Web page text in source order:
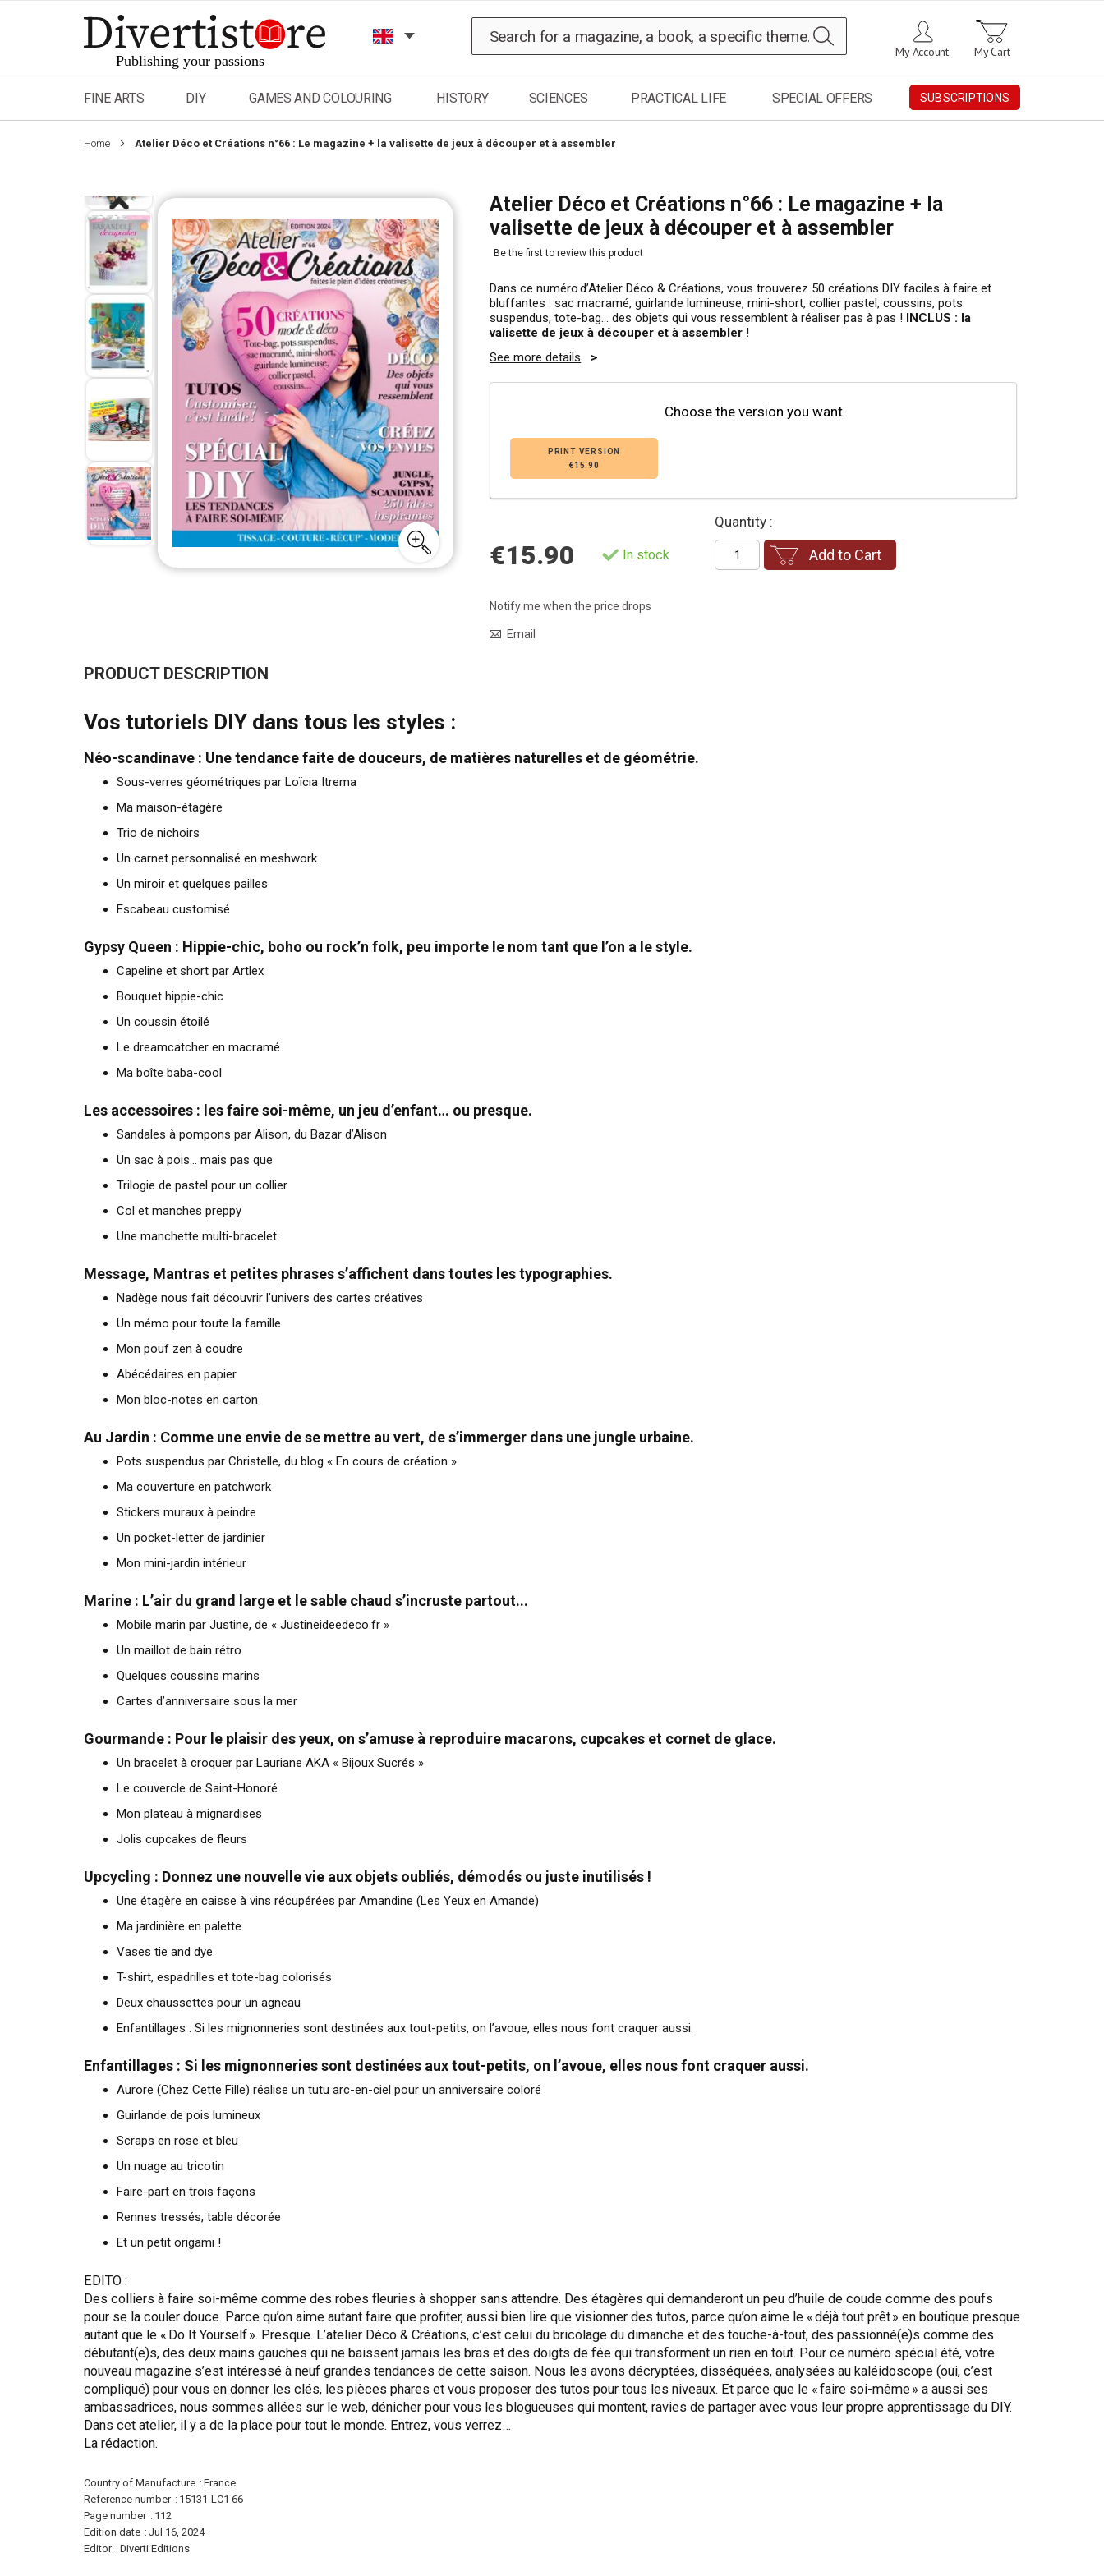
to
Content
My Cart
My Account
FINE ARTS DIY GAMES AND COLOURING HISTORY SCIENCES PRACTICAL LIFE SPECIAL OFFERS SUBSCRIPTIONS
Home Atelier Déco et Créations n°66 : Le magazine + la valisette de jeux à découper et à assembler
Skip
to
the
end
of
the
images
gallery
the
Atelier Déco et Créations n°66 : Le magazine + la
valisette de jeux à découper et à assembler
Be the first to review this product
Dans ce numéro d’Atelier Déco & Créations, vous trouverez 50 créations DIY faciles à faire et
bluffantes : sac macramé, guirlande lumineuse, mini-short, collier pastel, coussins, pots
suspendus, tote-bag… des objets qui vous ressemblent à réaliser pas à pas ! INCLUS : la
valisette de jeux à découper et à assembler !
See more details
Choose the version you want
PRINT VERSION
€15.90
€15.90 In stock
Quantity :
Add to Cart
Notify me when the price drops
Email
PRODUCT DESCRIPTION
Vos tutoriels DIY dans tous les styles :
Néo-scandinave : Une tendance faite de douceurs, de matières naturelles et de géométrie.
Sous-verres géométriques par Loïcia Itrema
Ma maison-étagère
Trio de nichoirs
Un carnet personnalisé en meshwork
Un miroir et quelques pailles
Escabeau customisé
Gypsy Queen : Hippie-chic, boho ou rock’n folk, peu importe le nom tant que l’on a le style.
Capeline et short par Artlex
Bouquet hippie-chic
Un coussin étoilé
Le dreamcatcher en macramé
Ma boîte baba-cool
Les accessoires : les faire soi-même, un jeu d’enfant… ou presque.
Sandales à pompons par Alison, du Bazar d’Alison
Un sac à pois… mais pas que
Trilogie de pastel pour un collier
Col et manches preppy
Une manchette multi-bracelet
Message, Mantras et petites phrases s’affichent dans toutes les typographies.
Nadège nous fait découvrir l’univers des cartes créatives
Un mémo pour toute la famille
Mon pouf zen à coudre
Abécédaires en papier
Mon bloc-notes en carton
Au Jardin : Comme une envie de se mettre au vert, de s’immerger dans une jungle urbaine.
Pots suspendus par Christelle, du blog « En cours de création »
Ma couverture en patchwork
Stickers muraux à peindre
Un pocket-letter de jardinier
Mon mini-jardin intérieur
Marine : L’air du grand large et le sable chaud s’incruste partout...
Mobile marin par Justine, de « Justineideedeco.fr »
Un maillot de bain rétro
Quelques coussins marins
Cartes d’anniversaire sous la mer
Gourmande : Pour le plaisir des yeux, on s’amuse à reproduire macarons, cupcakes et cornet de glace.
Un bracelet à croquer par Lauriane AKA « Bijoux Sucrés »
Le couvercle de Saint-Honoré
Mon plateau à mignardises
Jolis cupcakes de fleurs
Upcycling : Donnez une nouvelle vie aux objets oubliés, démodés ou juste inutilisés !
Une étagère en caisse à vins récupérées par Amandine (Les Yeux en Amande)
Ma jardinière en palette
Vases tie and dye
T-shirt, espadrilles et tote-bag colorisés
Deux chaussettes pour un agneau
Enfantillages : Si les mignonneries sont destinées aux tout-petits, on l’avoue, elles nous font craquer aussi.
Enfantillages : Si les mignonneries sont destinées aux tout-petits, on l’avoue, elles nous font craquer aussi.
Aurore (Chez Cette Fille) réalise un tutu arc-en-ciel pour un anniversaire coloré
Guirlande de pois lumineux
Scraps en rose et bleu
Un nuage au tricotin
Faire-part en trois façons
Rennes tressés, table décorée
Et un petit origami !
EDITO :
Des colliers à faire soi-même comme des robes fleuries à shopper sans attendre. Des étagères qui demanderont un peu d’huile de coude comme des poufs
pour se la couler douce. Parce qu’on aime autant faire que profiter, aussi bien lire que visionner des tutos, parce qu’on aime le « déjà tout prêt » en boutique presque
autant que le « Do It Yourself ». Presque. L’atelier Déco & Créations, c’est celui du bricolage du dimanche et des touche-à-tout, des passionné(e)s comme des
débutant(e)s, des deux mains gauches qui ne baissent jamais les bras et des doigts de fée qui transforment un rien en tout. Pour ce numéro spécial été, votre
nouveau magazine s’est intéressé à neuf grandes tendances de cette saison. Nous les avons décryptées, disséquées, analysées au kaléidoscope (oui, c’est
compliqué) pour vous en donner les clés, les pièces phares et vous proposer des tutos pour tous les niveaux. Et parce que le « faire soi-même » a aussi ses
ambassadrices, nous sommes allées sur le web, dénicher pour vous les blogueuses qui montent, ravies de partager avec vous leur propre apprentissage du DIY.
Dans cet atelier, il y a de la place pour tout le monde. Entrez, vous verrez…
La rédaction.
More
Information
Country of Manufacture
France
Reference number
15131-LC1 66
Page number
112
Edition date
Jul 16, 2024
Editor
Diverti Editions